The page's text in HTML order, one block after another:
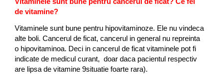
de vitamine?
Vitaminele sunt bune pentru hipovitaminoze. Ele nu vindeca
alte boli. Cancerul de ficat, cancerul in general nu repreinta
o hipovitaminoa. Deci in cancerul de ficat vitaminele pot fi
indicate de medicul curant, doar daca pacientul respectiv
are lipsa de vitamine 9situatie foarte rara).